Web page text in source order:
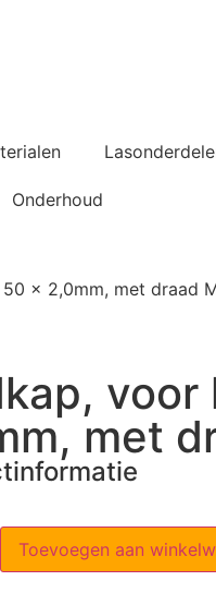
Onderhoud
x 2,0mm, met draad
met
Toevoegen aan